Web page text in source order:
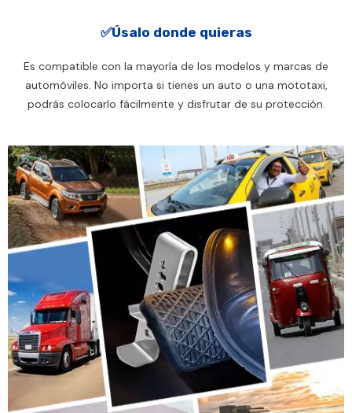
✅Úsalo donde quieras
Es compatible con la mayoría de los modelos y marcas de
automóviles. No importa si tienes un auto o una mototaxi,
podrás colocarlo fácilmente y disfrutar de su protección.